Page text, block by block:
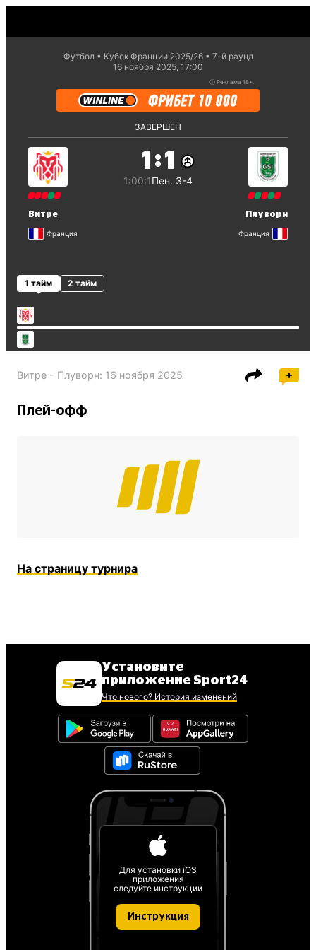
Футбол Кубок Франции 2025/26
7-й раунд
16 ноября 2025, 17:00
ⓘ Реклама 18+.
ЗАВЕРШЕН
Витре
Франция
1 :1
1:00:1Пен. 3-4
Плуворн
Франция
1 тайм 2 тайм
Витре - Плуворн: 16 ноября 2025
Плей-офф
На страницу турнира
Установите
приложение Sport24
Что нового? История изменений
Для установки iOS
приложения
следуйте инструкции
Инструкция